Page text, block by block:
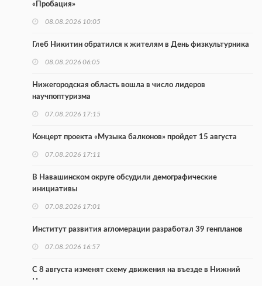
«Пробация»
08.08.2026 10:05
Глеб Никитин обратился к жителям в День физкультурника
08.08.2026 06:05
Нижегородская область вошла в число лидеров
научпоптуризма
07.08.2026 17:15
Концерт проекта «Музыка балконов» пройдет 15 августа
07.08.2026 17:11
В Навашинском округе обсудили демографические
инициативы
07.08.2026 17:01
Институт развития агломерации разработал 39 генпланов
07.08.2026 16:57
С 8 августа изменят схему движения на въезде в Нижний
Новгород